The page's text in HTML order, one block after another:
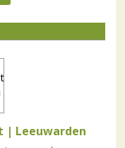
| Leeuwarden